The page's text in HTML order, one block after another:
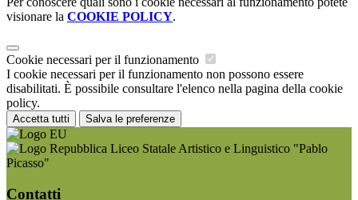
visionare la COOKIE POLICY.
Cookie necessari per il funzionamento
I cookie necessari per il funzionamento non possono essere
disabilitati. È possibile consultare l'elenco nella pagina della cookie
policy.
Accetta tutti Salva le preferenze
Liceo Statale Artistico e Linguistico "Pablo
Picasso"
Contatti